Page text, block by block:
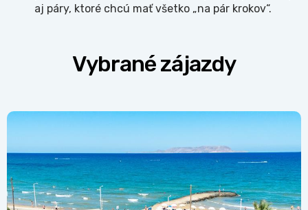
aj páry, ktoré chcú mať všetko „na pár krokov“.
Vybrané zájazdy